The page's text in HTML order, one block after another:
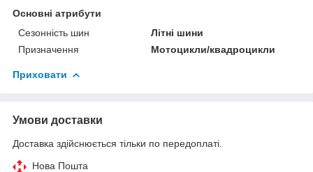
Основні атрибути
Сезонність шин
Літні шини
Призначення
Мотоцикли/квадроцикли
Приховати
Умови доставки
Доставка здійснюється тільки по передоплаті.
Нова Пошта